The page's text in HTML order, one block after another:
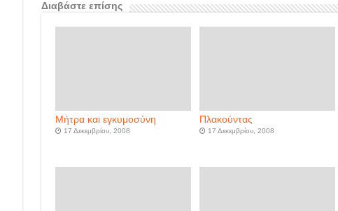
Διαβάστε επίσης
Μήτρα και εγκυμοσύνη
17 Δεκεμβρίου, 2008
Πλακούντας
17 Δεκεμβρίου, 2008